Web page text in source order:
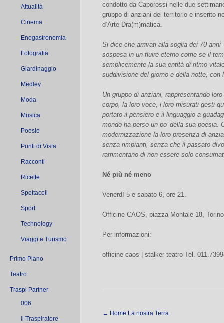
Attualità
Cinema
Enogastronomia
Fotografia
Giardinaggio
Medley
Moda
Musica
Poesie
Punti di Vista
Racconti
Ricette
Spettacoli
Sport
Technology
Viaggi e Turismo
Primo Piano
Teatro
Traspi Partner
006
il Traspiratore
condotto da Caporossi nelle due
gruppo di anziani del territorio e inserito
d’Arte Dra(m)matica.
Si dice che arrivati alla soglia dei 70 anni
sospesa in un fluire eterno come se il
semplicemente la sua entità di ritmo
suddivisione del giorno e della notte,
Un gruppo di anziani, rappresentando
corpo, la loro voce, i loro misurati gesti
portato il pensiero e il linguaggio a
mondo ha perso un po’ della sua poesia.
modernizzazione la loro presenza di
senza rimpianti, senza che il passato
rammentano di non essere solo
Né più né meno
Venerdì 5 e sabato 6, ore 21.
Officine CAOS, piazza Montale 18,
Per informazioni:
officine caos | stalker teatro Tel.
← Home La nostra Terra